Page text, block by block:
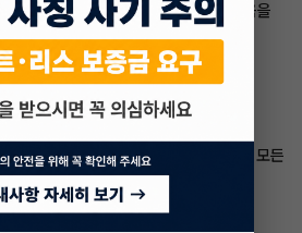
수 있는 다양한 기술이 적용되어 있음을
로 뛰어난 안전성을 자랑하는
부 통행자 안전성, 사고 예방 안전성 등 모든
며, 운전자와 승객, 그리고 보행자까지
입니다.